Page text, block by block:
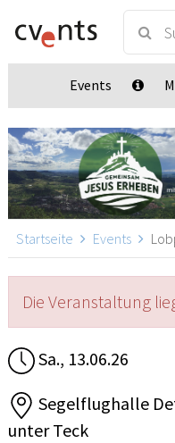
Events
Startseite Events
Die Veranstaltung
Sa., 13.06.26
Segelflughalle
unter Teck